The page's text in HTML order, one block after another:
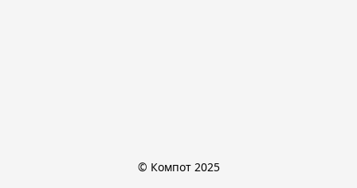
© Компот 2025